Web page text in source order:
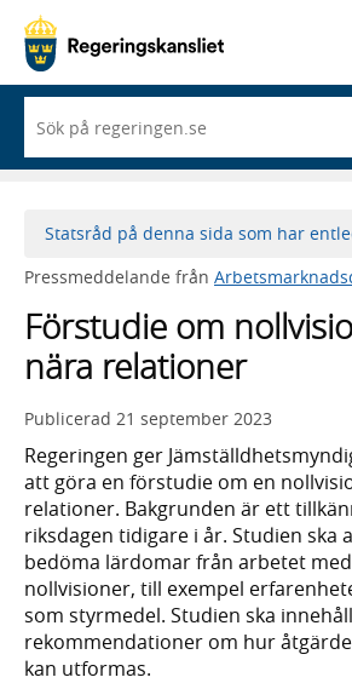
du
börjar
skriva
framträder
lista
med
sökförslag
Statsråd på denna sida som har
Pressmeddelande från
Förstudie om
nära relationer
Publicerad 21 september 2023
Regeringen ger
att göra en förstudie om en
relationer. Bakgrunden är ett
riksdagen tidigare i år. Studien ska
bedöma lärdomar från arbetet
nollvisioner, till exempel
som styrmedel. Studien ska
rekommendationer om hur
kan utformas.